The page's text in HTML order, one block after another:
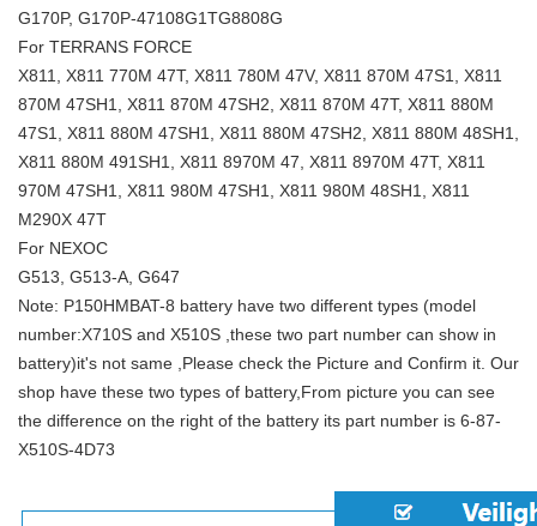
G170P, G170P-47108G1TG8808G
For TERRANS FORCE
X811, X811 770M 47T, X811 780M 47V, X811 870M 47S1, X811
870M 47SH1, X811 870M 47SH2, X811 870M 47T, X811 880M
47S1, X811 880M 47SH1, X811 880M 47SH2, X811 880M 48SH1,
X811 880M 491SH1, X811 8970M 47, X811 8970M 47T, X811
970M 47SH1, X811 980M 47SH1, X811 980M 48SH1, X811
M290X 47T
For NEXOC
G513, G513-A, G647
Note: P150HMBAT-8 battery have two different types (model
number:X710S and X510S ,these two part number can show in
battery)it's not same ,Please check the Picture and Confirm it. Our
shop have these two types of battery,From picture you can see
the difference on the right of the battery its part number is 6-87-
X510S-4D73